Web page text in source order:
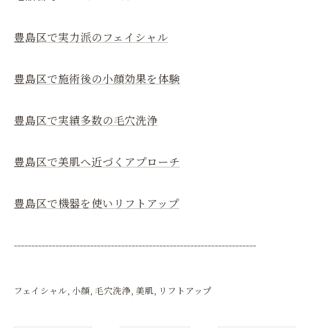
豊島区で実力派のフェイシャル
豊島区で施術後の小顔効果を体験
豊島区で実績多数の毛穴洗浄
豊島区で美肌へ近づくアプローチ
豊島区で機器を使いリフトアップ
----------------------------------------------------------------------
フェイシャル 小顔 毛穴洗浄 美肌 リフトアップ